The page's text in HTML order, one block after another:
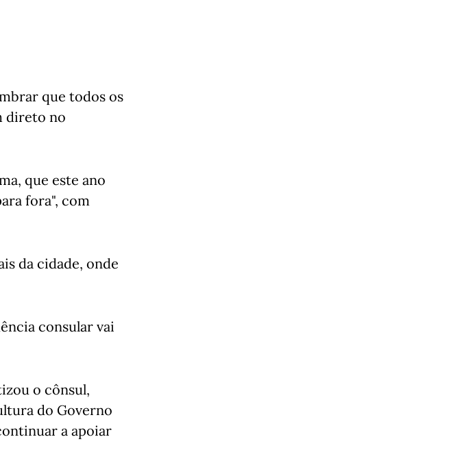
que todos os
direto no
que este ano
fora", com
da cidade, onde
consular vai
o cônsul,
do Governo
a apoiar